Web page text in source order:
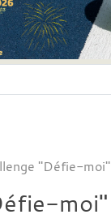
"Défie-moi"
moi"